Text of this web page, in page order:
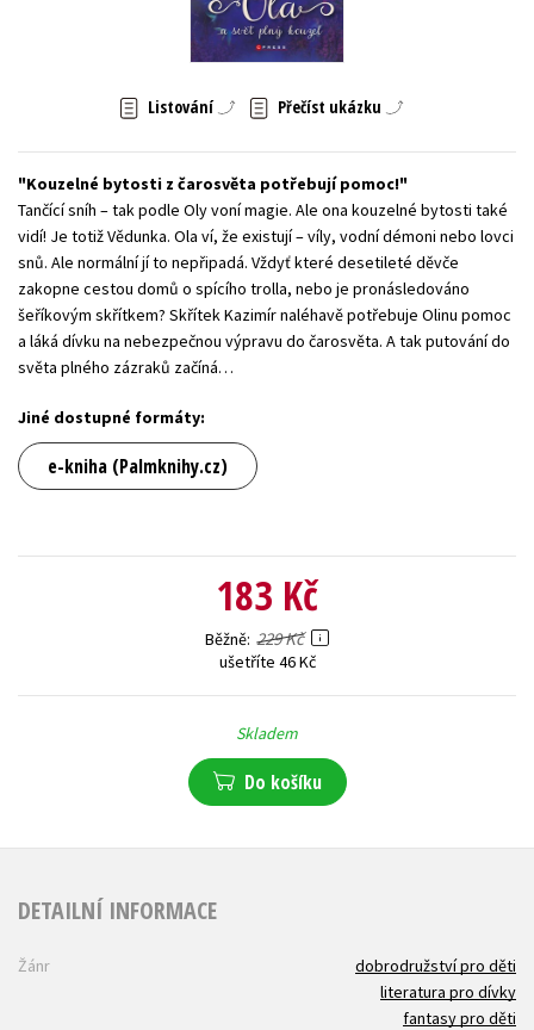
Zahraniční literatura
Listování Přečíst ukázku
Kouzelné bytosti z čarosvěta potřebují pomoc!
Tančící sníh – tak podle Oly voní magie. Ale ona kouzelné bytosti také
vidí! Je totiž Vědunka. Ola ví, že existují – víly, vodní démoni nebo lovci
snů. Ale normální jí to nepřipadá. Vždyť které desetileté děvče
zakopne cestou domů o spícího trolla, nebo je pronásledováno
šeříkovým skřítkem? Skřítek Kazimír naléhavě potřebuje Olinu pomoc
a láká dívku na nebezpečnou výpravu do čarosvěta. A tak putování do
světa plného zázraků začíná…
Jiné dostupné formáty:
e-kniha (Palmknihy.cz)
183 Kč
Běžně 229 Kč
ušetříte 46 Kč
Skladem
Do košíku
DETAILNÍ INFORMACE
Žánr
dobrodružství pro děti
literatura pro dívky
fantasy pro děti